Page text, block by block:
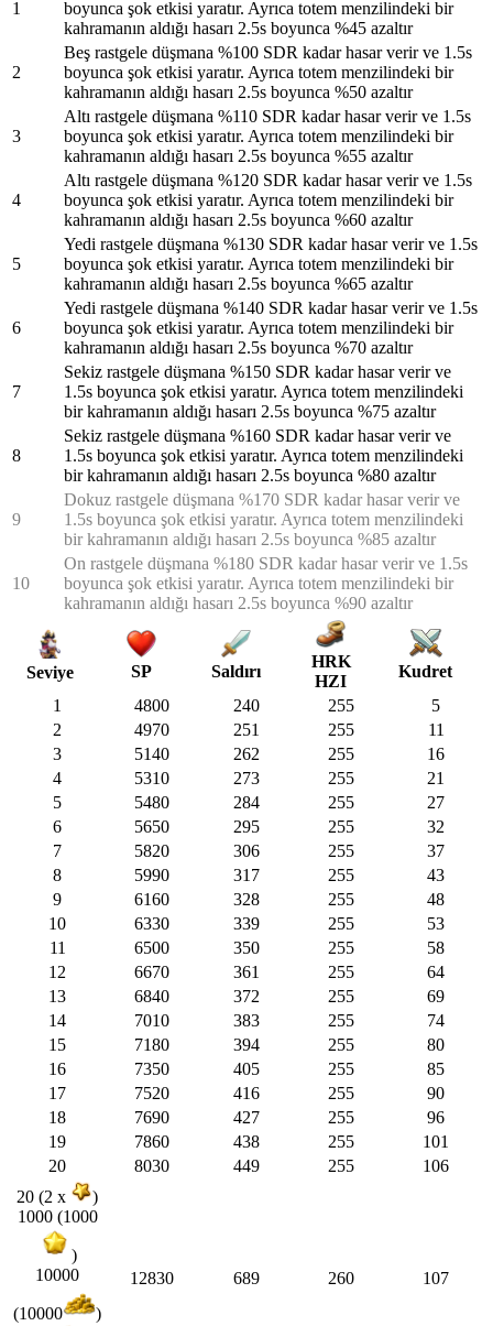
1
boyunca şok etkisi yaratır. Ayrıca totem menzilindeki bir
kahramanın aldığı hasarı 2.5s boyunca %45 azaltır
2
Beş rastgele düşmana %100 SDR kadar hasar verir ve 1.5s
boyunca şok etkisi yaratır. Ayrıca totem menzilindeki bir
kahramanın aldığı hasarı 2.5s boyunca %50 azaltır
3
Altı rastgele düşmana %110 SDR kadar hasar verir ve 1.5s
boyunca şok etkisi yaratır. Ayrıca totem menzilindeki bir
kahramanın aldığı hasarı 2.5s boyunca %55 azaltır
4
Altı rastgele düşmana %120 SDR kadar hasar verir ve 1.5s
boyunca şok etkisi yaratır. Ayrıca totem menzilindeki bir
kahramanın aldığı hasarı 2.5s boyunca %60 azaltır
5
Yedi rastgele düşmana %130 SDR kadar hasar verir ve 1.5s
boyunca şok etkisi yaratır. Ayrıca totem menzilindeki bir
kahramanın aldığı hasarı 2.5s boyunca %65 azaltır
6
Yedi rastgele düşmana %140 SDR kadar hasar verir ve 1.5s
boyunca şok etkisi yaratır. Ayrıca totem menzilindeki bir
kahramanın aldığı hasarı 2.5s boyunca %70 azaltır
7
Sekiz rastgele düşmana %150 SDR kadar hasar verir ve
1.5s boyunca şok etkisi yaratır. Ayrıca totem menzilindeki
bir kahramanın aldığı hasarı 2.5s boyunca %75 azaltır
8
Sekiz rastgele düşmana %160 SDR kadar hasar verir ve
1.5s boyunca şok etkisi yaratır. Ayrıca totem menzilindeki
bir kahramanın aldığı hasarı 2.5s boyunca %80 azaltır
9
Dokuz rastgele düşmana %170 SDR kadar hasar verir ve
1.5s boyunca şok etkisi yaratır. Ayrıca totem menzilindeki
bir kahramanın aldığı hasarı 2.5s boyunca %85 azaltır
10
On rastgele düşmana %180 SDR kadar hasar verir ve 1.5s
boyunca şok etkisi yaratır. Ayrıca totem menzilindeki bir
kahramanın aldığı hasarı 2.5s boyunca %90 azaltır
Seviye SP Saldırı
HRK
HZI
Kudret
1
4800 240 255
5
2
4970 251 255
11
3
5140 262 255
16
4
5310 273 255
21
5
5480 284 255
27
6
5650 295 255
32
7
5820 306 255
37
8
5990 317 255
43
9
6160 328 255
48
10
6330 339 255
53
11
6500 350 255
58
12
6670 361 255
64
13
6840 372 255
69
14
7010 383 255
74
15
7180 394 255
80
16
7350 405 255
85
17
7520 416 255
90
18
7690 427 255
96
19
7860 438 255
101
20
8030 449 255
106
20 (2 x
)
1000 (1000
)
10000
(10000 )
12830 689 260 107